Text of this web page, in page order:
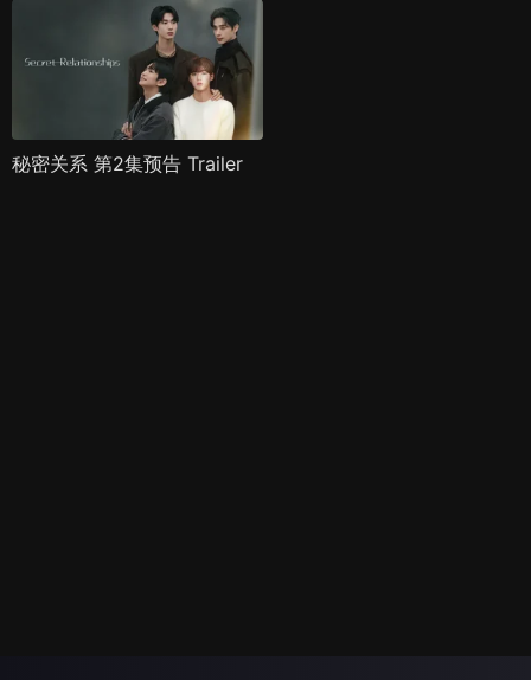
秘密关系 第2集预告 Trailer